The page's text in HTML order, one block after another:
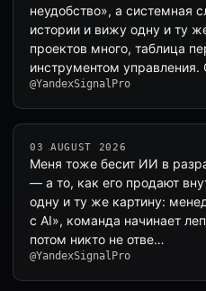
неудобство», а системная
истории и вижу одну и ту
проектов много, таблица
инструментом
@YandexSignalPro
03 AUGUST 2026
Меня тоже бесит ИИ в
— а то, как его продают
одну и ту же картину:
с AI», команда начинает
потом никто не отве…
@YandexSignalPro